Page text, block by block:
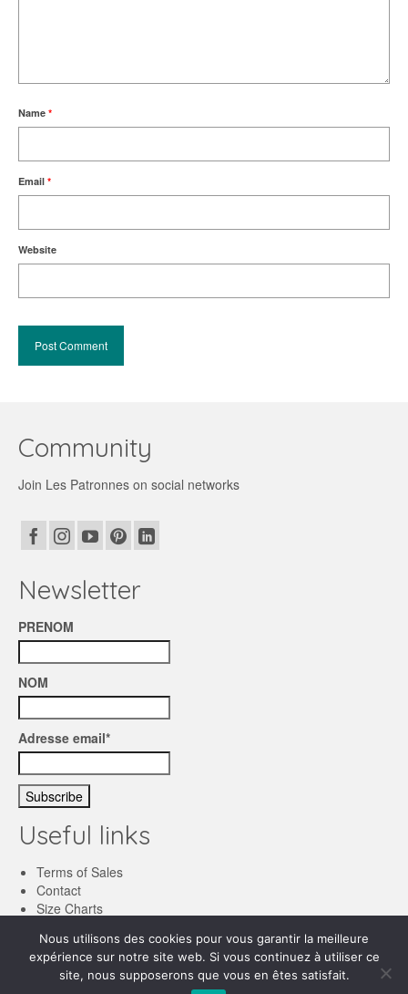
Name *
Email *
Website
Community
Join Les Patronnes on social networks
Newsletter
PRENOM
NOM
Adresse email*
Useful links
Terms of Sales
Contact
Size Charts
Français
Nous utilisons des cookies pour vous garantir la meilleure
expérience sur notre site web. Si vous continuez à utiliser ce
site, nous supposerons que vous en êtes satisfait.